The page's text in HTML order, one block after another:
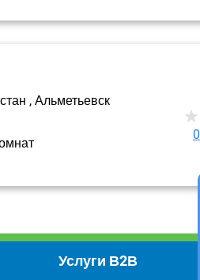
, Альметьевск
0
Услуги В2В